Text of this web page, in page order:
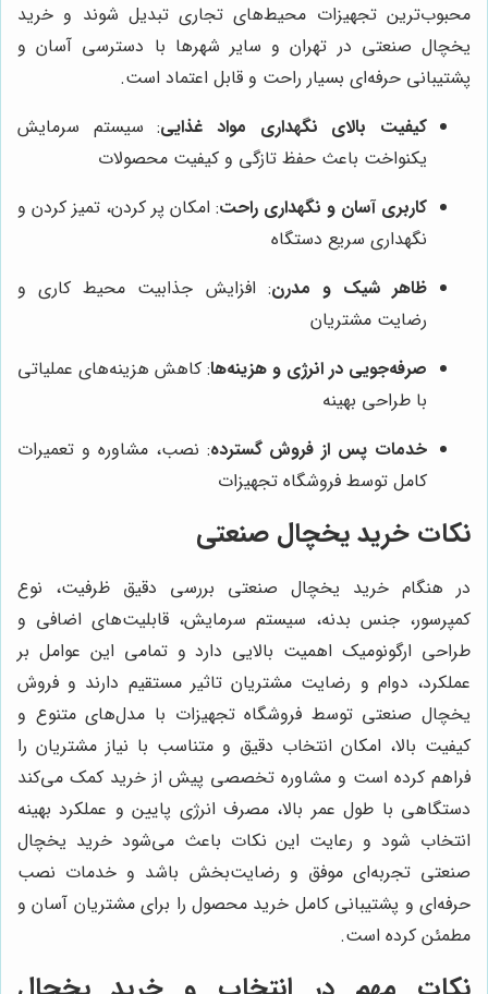
محبوب‌ترین تجهیزات محیط‌های تجاری تبدیل شوند و خرید
یخچال صنعتی در تهران و سایر شهرها با دسترسی آسان و
پشتیبانی حرفه‌ای بسیار راحت و قابل اعتماد است.
کیفیت بالای نگهداری مواد غذایی: سیستم سرمایش
یکنواخت باعث حفظ تازگی و کیفیت محصولات
کاربری آسان و نگهداری راحت: امکان پر کردن، تمیز کردن و
نگهداری سریع دستگاه
ظاهر شیک و مدرن: افزایش جذابیت محیط کاری و
رضایت مشتریان
صرفه‌جویی در انرژی و هزینه‌ها: کاهش هزینه‌های عملیاتی
با طراحی بهینه
خدمات پس از فروش گسترده: نصب، مشاوره و تعمیرات
کامل توسط فروشگاه تجهیزات
نکات خرید یخچال صنعتی
در هنگام خرید یخچال صنعتی بررسی دقیق ظرفیت، نوع
کمپرسور، جنس بدنه، سیستم سرمایش، قابلیت‌های اضافی و
طراحی ارگونومیک اهمیت بالایی دارد و تمامی این عوامل بر
عملکرد، دوام و رضایت مشتریان تاثیر مستقیم دارند و فروش
یخچال صنعتی توسط فروشگاه تجهیزات با مدل‌های متنوع و
کیفیت بالا، امکان انتخاب دقیق و متناسب با نیاز مشتریان را
فراهم کرده است و مشاوره تخصصی پیش از خرید کمک می‌کند
دستگاهی با طول عمر بالا، مصرف انرژی پایین و عملکرد بهینه
انتخاب شود و رعایت این نکات باعث می‌شود خرید یخچال
صنعتی تجربه‌ای موفق و رضایت‌بخش باشد و خدمات نصب
حرفه‌ای و پشتیبانی کامل خرید محصول را برای مشتریان آسان و
مطمئن کرده است.